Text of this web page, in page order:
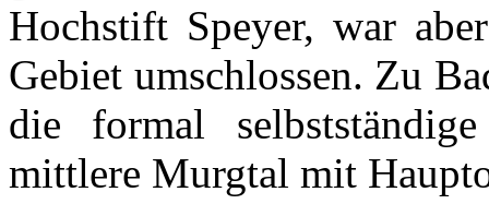
Hochstift Speyer, war aber
Gebiet umschlossen. Zu
die formal selbstständige
mittlere Murgtal mit